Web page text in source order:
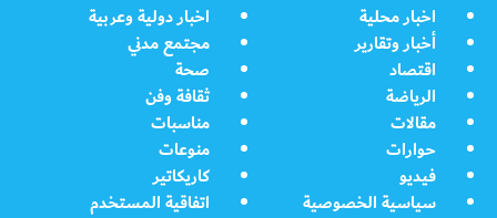
اخبار محلية
اخبار دولية وعربية
أخبار وتقارير
مجتمع مدني
اقتصاد
صحة
الرياضة
ثقافة وفن
مقالات
مناسبات
حوارات
منوعات
فيديو
كاريكاتير
سياسية الخصوصية
اتفاقية المستخدم